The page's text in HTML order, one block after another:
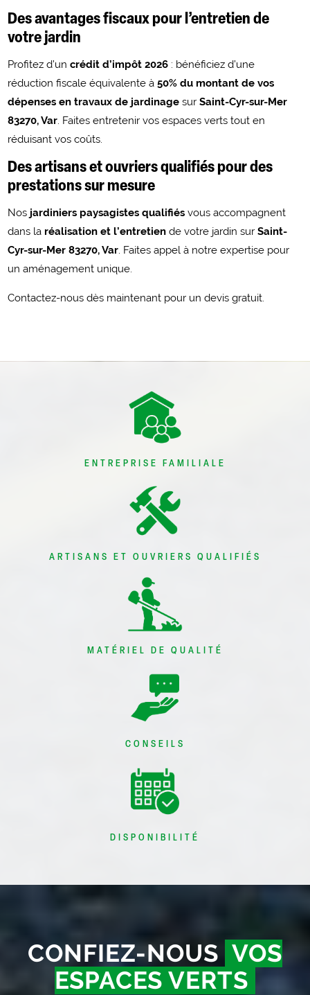
Des avantages fiscaux pour l’entretien de
votre jardin
Profitez d’uncrédit d’impôt 2026 : bénéficiez d’une
réduction fiscale équivalente à50% du montant de vos
dépenses en travaux de jardinage surSaint-Cyr-sur-Mer
83270, Var . Faites entretenir vos espaces verts tout en
réduisant vos coûts.
Des artisans et ouvriers qualifiés pour des
prestations sur mesure
Nos jardiniers paysagistes qualifiés vous accompagnent
dans la réalisation et l’entretien de votre jardin surSaint-
Cyr-sur-Mer 83270, Var . Faites appel à notre expertise pour
un aménagement unique.
Contactez-nous dès maintenant pour un devis gratuit.
ENTREPRISE FAMILIALE
ARTISANS ET OUVRIERS QUALIFIÉS
MATÉRIEL DE QUALITÉ
CONSEILS
DISPONIBILITÉ
CONFIEZ-NOUS VOS
ESPACES VERTS